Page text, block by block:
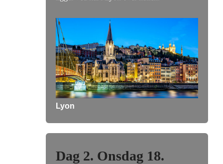
Lyon
Dag 2. Onsdag 18.